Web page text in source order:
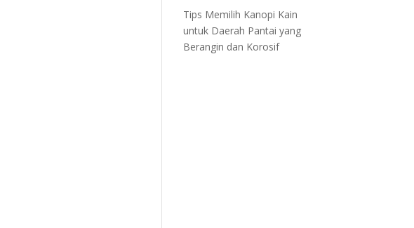
Tips Memilih Kanopi Kain
untuk Daerah Pantai yang
Berangin dan Korosif